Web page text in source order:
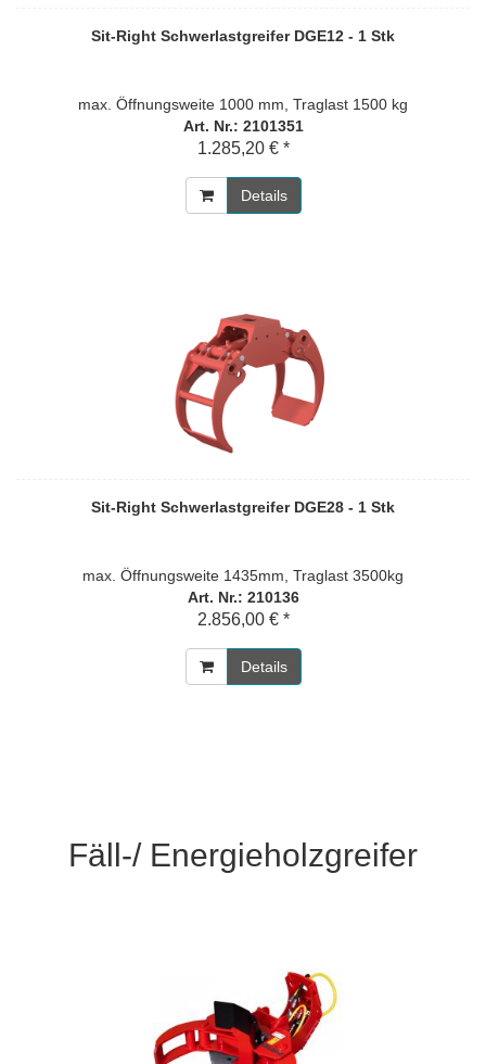
Sit-Right Schwerlastgreifer DGE12 - 1 Stk
max. Öffnungsweite 1000 mm, Traglast 1500 kg
Art. Nr.: 2101351
1.285,20 € *
Details
Sit-Right Schwerlastgreifer DGE28 - 1 Stk
max. Öffnungsweite 1435mm, Traglast 3500kg
Art. Nr.: 210136
2.856,00 € *
Details
Fäll-/ Energieholzgreifer